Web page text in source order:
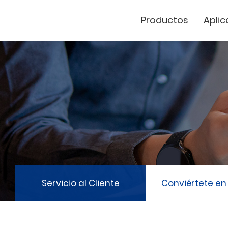
Productos
Cutter de vinilo
Marcador Láser
GCC
GCC
Servicio al Cliente Conviértete